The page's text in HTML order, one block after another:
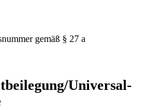
gemäß § 27 a
Universal­